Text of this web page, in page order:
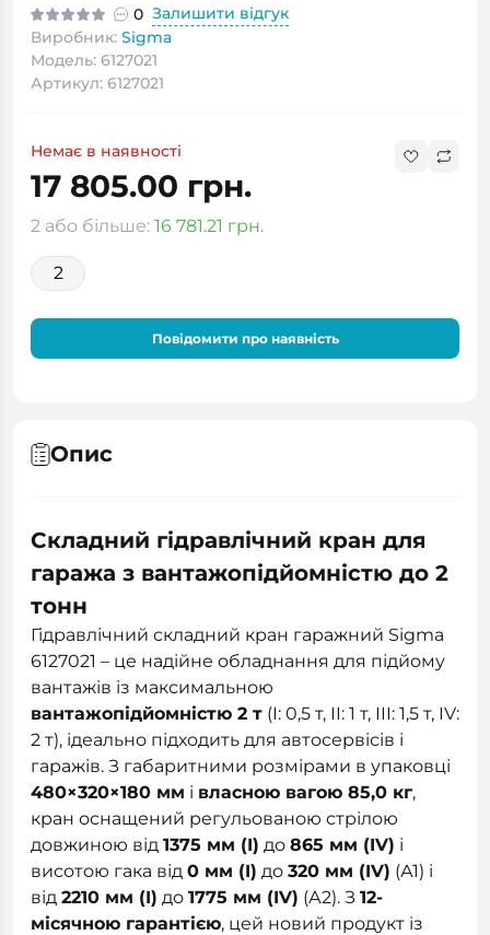
0 Залишити відгук
Виробник: Sigma
Модель: 6127021
Артикул: 6127021
Немає в наявності
17 805.00 грн.
2 або більше: 16 781.21 грн.
2
Повідомити про наявність
Опис
Складний гідравлічний кран для
гаража з вантажопідйомністю до 2
тонн
Гідравлічний складний кран гаражний Sigma
6127021 – це надійне обладнання для підйому
вантажів із максимальною
вантажопідйомністю 2 т (I: 0,5 т, II: 1 т, III: 1,5 т, IV:
2 т), ідеально підходить для автосервісів і
гаражів. З габаритними розмірами в упаковці
480×320×180 мм і власною вагою 85,0 кг,
кран оснащений регульованою стрілою
довжиною від 1375 мм (I) до 865 мм (IV) і
висотою гака від 0 мм (I) до 320 мм (IV) (А1) і
від 2210 мм (I) до 1775 мм (IV) (А2). З 12-
місячною гарантією, цей новий продукт із